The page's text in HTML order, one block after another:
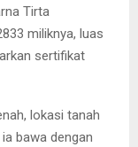
Tirta
miliknya, luas
sertifikat
lokasi tanah
bawa dengan